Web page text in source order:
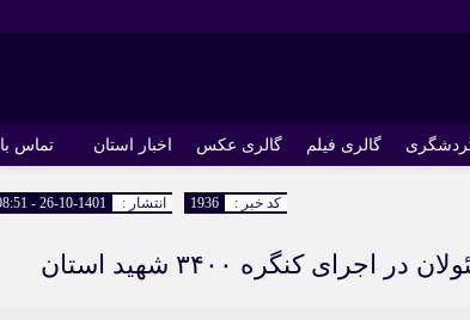
گالری فیلم گالری عکس اخبار استان تماس
انتشار : 1401-10-26 - 08:51 کد خبر : 1936
کنگره ۳۴۰۰ شهید استان